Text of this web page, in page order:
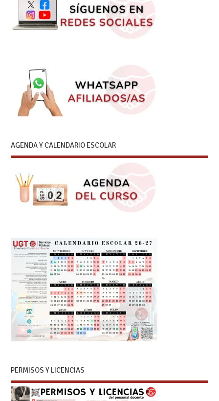
AGENDA Y CALENDARIO ESCOLAR
PERMISOS Y LICENCIAS